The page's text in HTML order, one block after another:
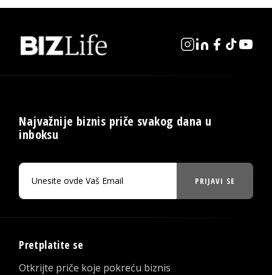
Najvažnije biznis priče svakog dana u
inboksu
PRIJAVI SE
Pretplatite se
Otkrijte priče koje pokreću biznis